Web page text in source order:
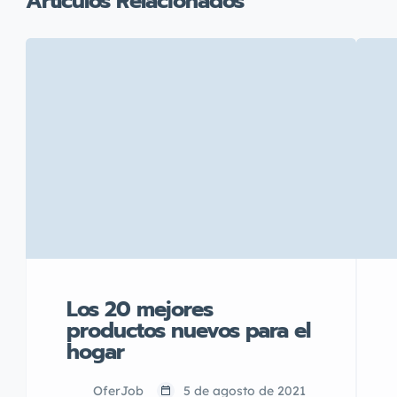
Los 20 mejores
productos nuevos para el
hogar
OferJob 5 de agosto de 2021